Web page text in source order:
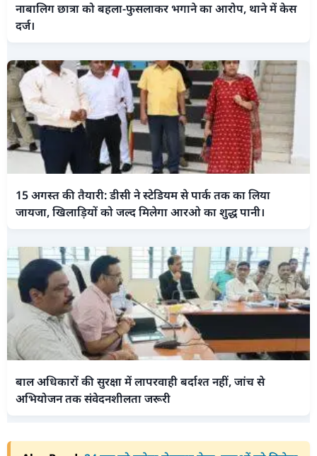
नाबालिग छात्रा को बहला-फुसलाकर भगाने का आरोप, थाने में केस
दर्ज।
15 अगस्त की तैयारी: डीसी ने स्टेडियम से पार्क तक का लिया
जायजा, खिलाड़ियों को जल्द मिलेगा आरओ का शुद्ध पानी।
बाल अधिकारों की सुरक्षा में लापरवाही बर्दाश्त नहीं, जांच से
अभियोजन तक संवेदनशीलता जरूरी